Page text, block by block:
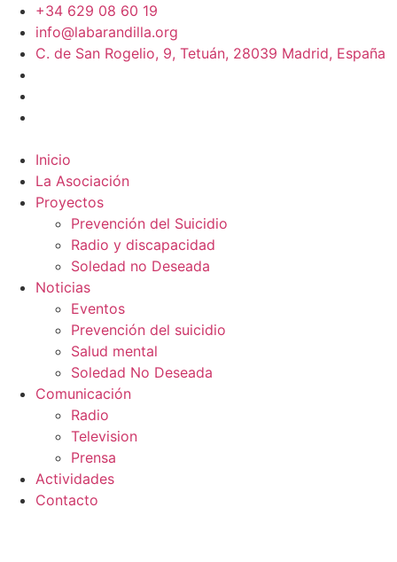
+34 629 08 60 19
info@labarandilla.org
C. de San Rogelio, 9, Tetuán, 28039 Madrid, España
Inicio
La Asociación
Proyectos
Prevención del Suicidio
Radio y discapacidad
Soledad no Deseada
Noticias
Eventos
Prevención del suicidio
Salud mental
Soledad No Deseada
Comunicación
Radio
Television
Prensa
Actividades
Contacto